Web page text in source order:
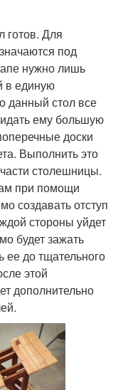
готов. Для
под
нужно лишь
в единую
данный стол все
ему большую
доски
Выполнить это
столешницы.
при помощи
создавать отступ
стороны уйдет
будет зажать
ее до тщательного
этой
дополнительно